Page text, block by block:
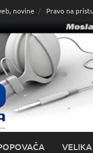
novine Pravo na